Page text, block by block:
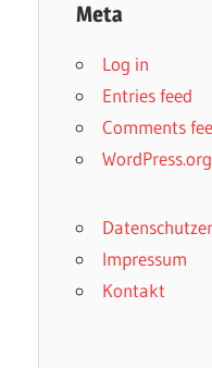
Meta
Log in
Entries feed
Comments
WordPress.org
Impressum
Kontakt